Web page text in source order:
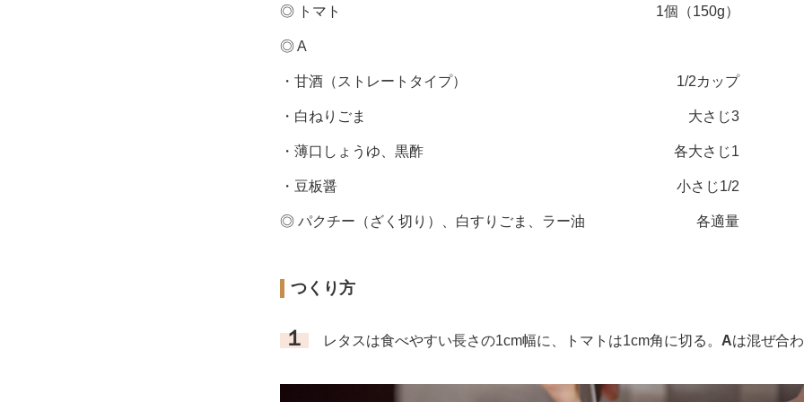
◎ トマト 1個（150g）
◎ A
・甘酒（ストレートタイプ） 1/2カップ
・白ねりごま 大さじ3
・薄口しょうゆ、黒酢 各大さじ1
・豆板醤 小さじ1/2
◎ パクチー（ざく切り）、白すりごま、ラー油 各適量
つくり方
１ レタスは食べやすい長さの1cm幅に、トマトは1cm角に切る。 Aは混ぜ合